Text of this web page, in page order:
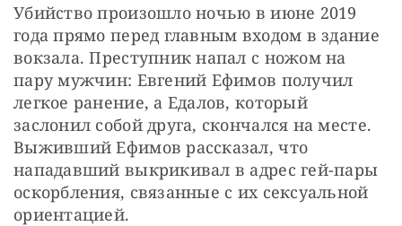
Убийство произошло ночью в июне 2019
года прямо перед главным входом в здание
вокзала. Преступник напал с ножом на
пару мужчин: Евгений Ефимов получил
легкое ранение, а Едалов, который
заслонил собой друга, скончался на месте.
Выживший Ефимов рассказал, что
нападавший выкрикивал в адрес гей-пары
оскорбления, связанные с их сексуальной
ориентацией.